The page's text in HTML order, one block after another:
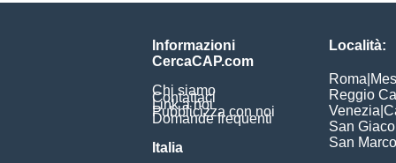
Informazioni
CercaCAP.com
Chi siamo
Contattaci
Link a noi
Pubblicizza con noi
Domande frequenti
Italia
Località:
Roma
Reggio
Venezia
San
San Marco